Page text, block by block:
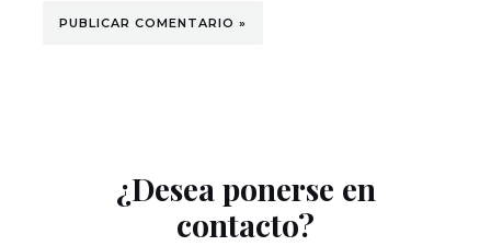
¿Desea ponerse en
contacto?